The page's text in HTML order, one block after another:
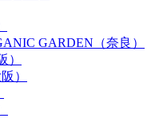
GARDEN（奈良）
）
）